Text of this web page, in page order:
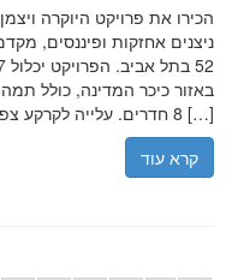
8 חדרים. עלייה לקרקע צפויה במאי 2026 עם ליווי […]
קרא עוד